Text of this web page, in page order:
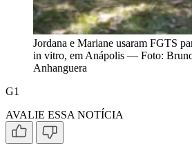
Jordana e Mariane usaram FGTS
in vitro, em Anápolis — Foto:
Anhanguera
G1
AVALIE ESSA NOTÍCIA